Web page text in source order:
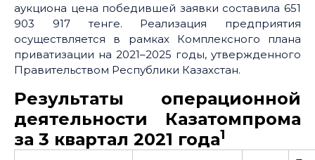
аукциона цена победившей заявки составила 651
903 917 тенге. Реализация предприятия
осуществляется в рамках Комплексного плана
приватизации на 2021–2025 годы, утвержденного
Правительством Реcпублики Казахстан.
Результаты операционной
деятельности Казатомпрома
за 3 квартал 2021 года1